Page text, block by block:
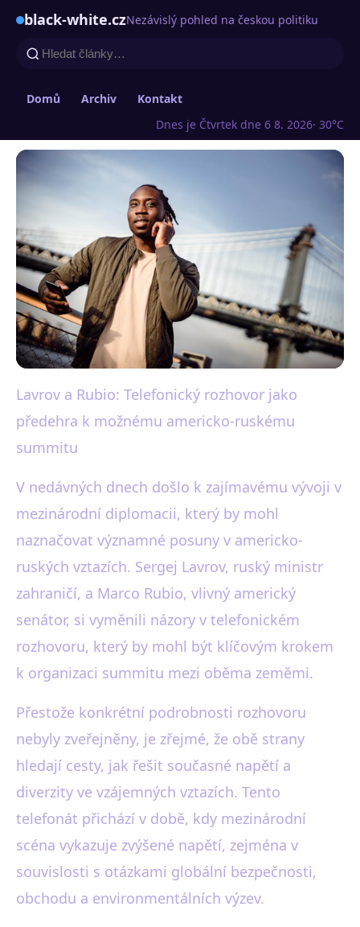
black-white.czNezávislý pohled na českou politiku
Domů Archiv
Kontakt
Dnes je Čtvrtek dne 6 8. 2026· 30°C
black-white.cz
Lavrov a Rubio: Telefonát
USA-Rusko
· 3 min čtení · Autor: Karel Černý
Lavrov a Rubio: Telefonický rozhovor jako
předehra k možnému americko-ruskému
summitu
V nedávných dnech došlo k zajímavému vývoji v
mezinárodní diplomacii, který by mohl
naznačovat významné posuny v americko-
ruských vztazích. Sergej Lavrov, ruský ministr
zahraničí, a Marco Rubio, vlivný americký
senátor, si vyměnili názory v telefonickém
rozhovoru, který by mohl být klíčovým krokem
k organizaci summitu mezi oběma zeměmi.
Přestože konkrétní podrobnosti rozhovoru
nebyly zveřejněny, je zřejmé, že obě strany
hledají cesty, jak řešit současné napětí a
diverzity ve vzájemných vztazích. Tento
telefonát přichází v době, kdy mezinárodní
scéna vykazuje zvýšené napětí, zejména v
souvislosti s otázkami globální bezpečnosti,
obchodu a environmentálních výzev.